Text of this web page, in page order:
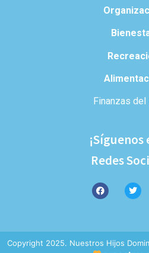
Finanzas del
¡Síguenos
Redes
Copyright 2025. Nuestros Hijos